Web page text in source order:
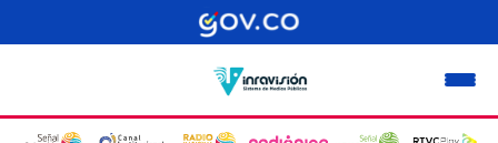
Pasar al contenido principal